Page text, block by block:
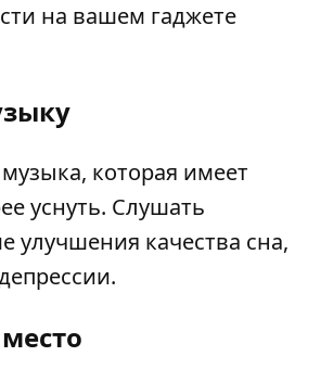
на вашем гаджете
которая имеет
уснуть. Слушать
улучшения качества сна,